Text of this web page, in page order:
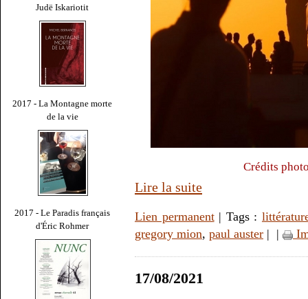
Judë Iskariotit
2017 - La Montagne morte
de la vie
2017 - Le Paradis français
d'Éric Rohmer
Crédits
Lire la suite
Lien permanent| Tags :
gregory mion, paul auster | |
17/08/2021